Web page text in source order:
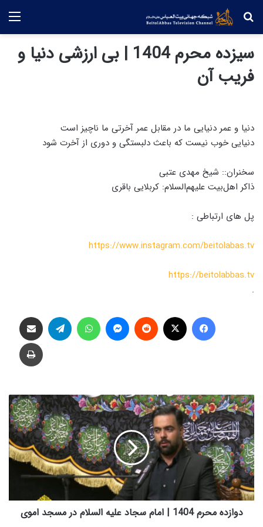
جستجو
سیزده محرم 1404 | بی ارزشی دنیا و
فریب آن
دنیا و عمر دنیایی ما در مقابل عمر آخرتی ما ناچیز است
دنیایی خوب نیست که باعث دلبستگی و دوری از آخرت شود
سخنران:: شیخ مهدی عتبی
ذاکر اهل‌بیت علیهم‌السلام: کربلایی باقری
پل های ارتباطی :
https://www.instagram.com/beitolabas.tv
https://beitolabbas.tv
.
فیس بوک
‫رددیت
د
و
ا
ز
د
ه
م
ح
ر
دوازده محرم 1404 | امام سجاد علیه السلام در مسجد اموی